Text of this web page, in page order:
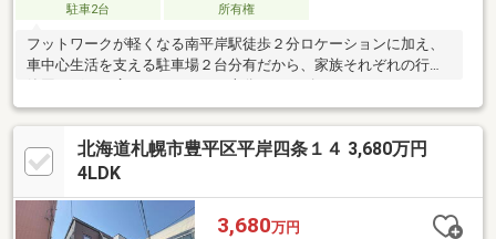
駐車2台
所有権
フットワークが軽くなる南平岸駅徒歩２分ロケーションに加え、
車中心生活を支える駐車場２台分有だから、家族それぞれの行動
広さ１坪以上の浴室なので、上質のリラックスタイムが叶いま
す。家族というコミュニティを支える４ＬＤＫ。是非見学にお越
しください。北海道札幌市豊平区平岸四条１４ 3,680万円
4LDK
3,680万円